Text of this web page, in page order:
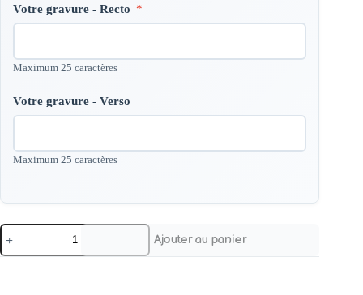
Votre gravure - Recto *
Maximum 25 caractères
Votre gravure - Verso
Maximum 25 caractères
quantité
de
Chaine
Ajouter au panier